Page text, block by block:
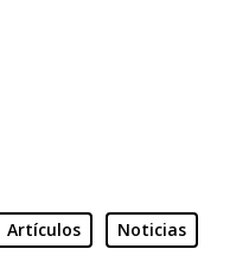
Artículos Noticias